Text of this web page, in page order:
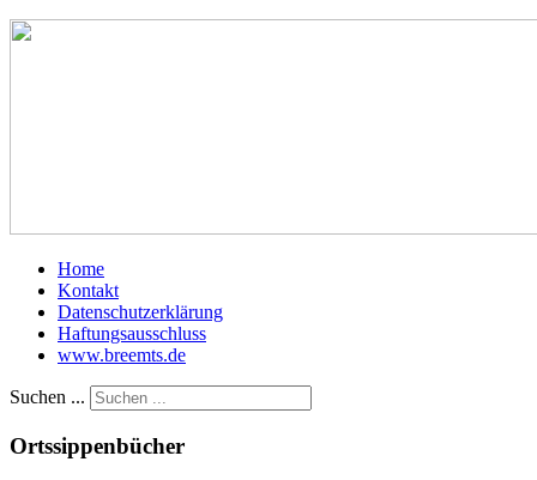
Home
Kontakt
Datenschutzerklärung
Haftungsausschluss
www.breemts.de
Suchen ...
Ortssippenbücher